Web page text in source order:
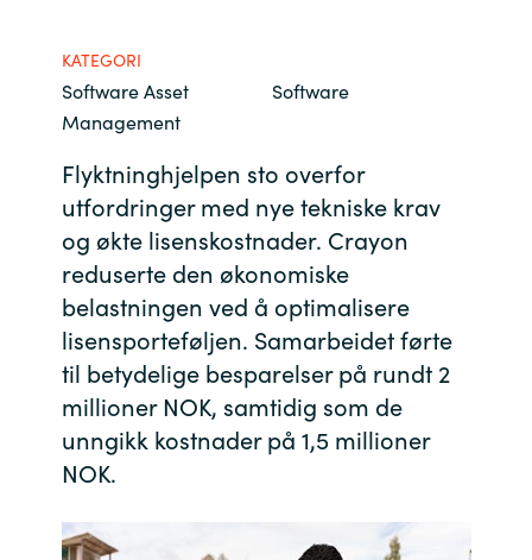
Czechia
Estonia
Finland
France
Germany
Hungary
Channel partner
Kontakt oss
KATEGORI
Software Asset
Management
Software
Flyktninghjelpen sto overfor
utfordringer med nye tekniske krav
og økte lisenskostnader. Crayon
reduserte den økonomiske
belastningen ved å optimalisere
lisensporteføljen. Samarbeidet førte
til betydelige besparelser på rundt 2
millioner NOK, samtidig som de
unngikk kostnader på 1,5 millioner
NOK.